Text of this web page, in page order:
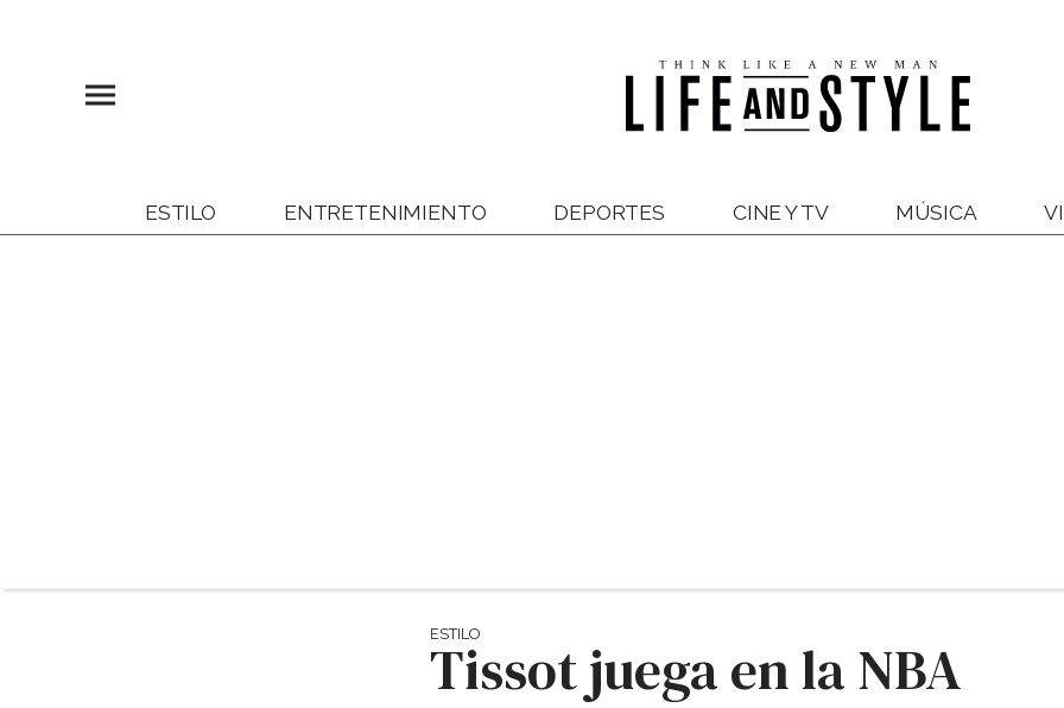
ESTILO ENTRETENIMIENTO DEPORTES CINE Y TV MÚSICA
ESTILO
Tissot juega en la NBA